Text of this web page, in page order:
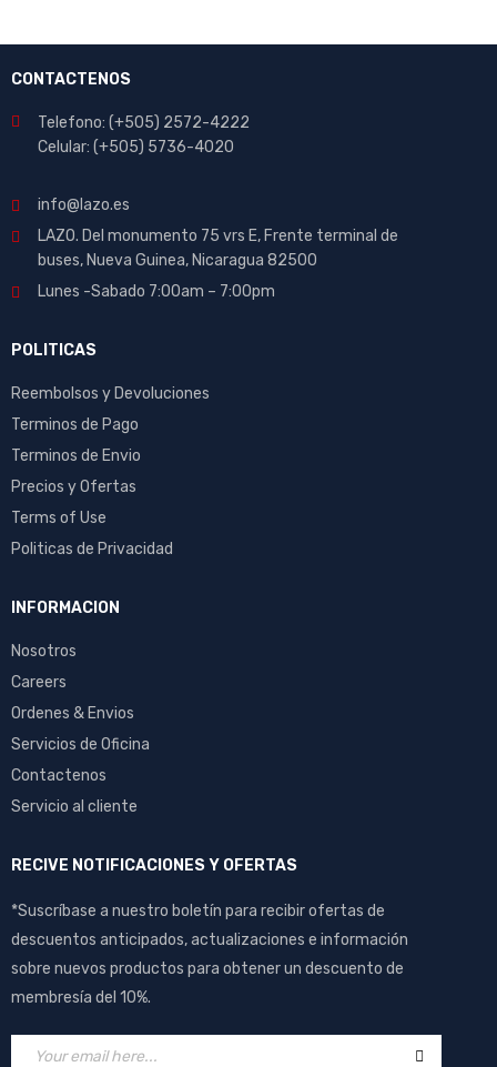
CONTACTENOS
Telefono: (+505) 2572-4222
Celular: (+505) 5736-4020
info@lazo.es
LAZO. Del monumento 75 vrs E, Frente terminal de
buses, Nueva Guinea, Nicaragua 82500
Lunes -Sabado 7:00am – 7:00pm
POLITICAS
Reembolsos y Devoluciones
Terminos de Pago
Terminos de Envio
Precios y Ofertas
Terms of Use
Politicas de Privacidad
INFORMACION
Nosotros
Careers
Ordenes & Envios
Servicios de Oficina
Contactenos
Servicio al cliente
RECIVE NOTIFICACIONES Y OFERTAS
*Suscríbase a nuestro boletín para recibir ofertas de
descuentos anticipados, actualizaciones e información
sobre nuevos productos para obtener un descuento de
membresía del 10%.